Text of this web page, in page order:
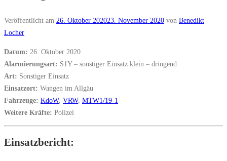
Veröffentlicht am 26. Oktober 202023. November 2020 von Benedikt
Locher
Datum: 26. Oktober 2020
Alarmierungsart: S1Y – sonstiger Einsatz klein – dringend
Art: Sonstiger Einsatz
Einsatzort: Wangen im Allgäu
Fahrzeuge: KdoW, VRW, MTW1/19-1
Weitere Kräfte: Polizei
Einsatzbericht: